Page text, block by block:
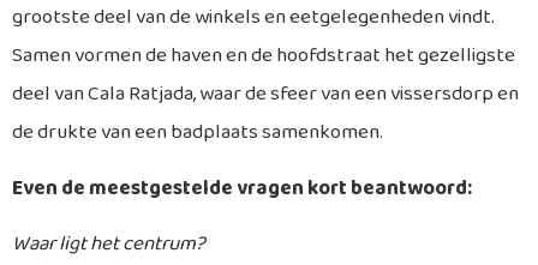
grootste deel van de winkels en eetgelegenheden vindt.
Samen vormen de haven en de hoofdstraat het gezelligste
deel van Cala Ratjada, waar de sfeer van een vissersdorp en
de drukte van een badplaats samenkomen.
Even de meestgestelde vragen kort beantwoord:
Waar ligt het centrum?